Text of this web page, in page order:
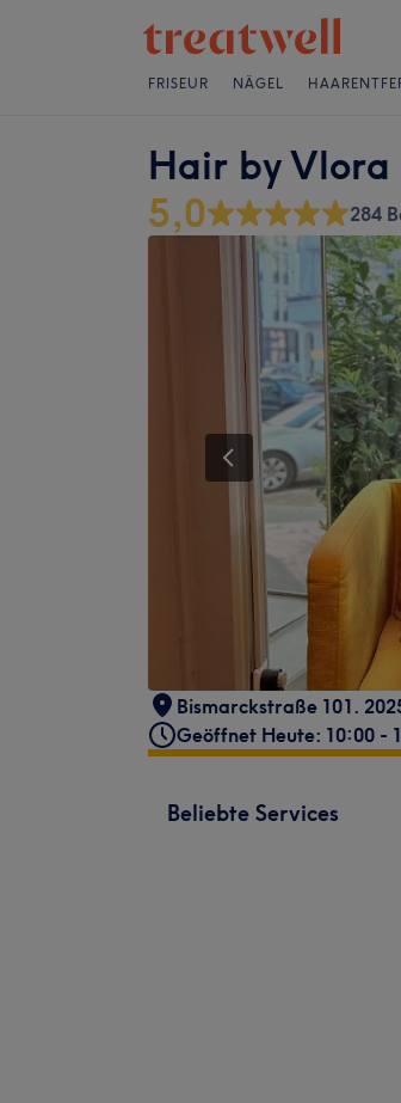
FRISEUR NÄGEL
Hair by Vlora
5,0 284
Bismarckstraße 101.
Geöffnet Heute: 10:00 -
Beliebte Services